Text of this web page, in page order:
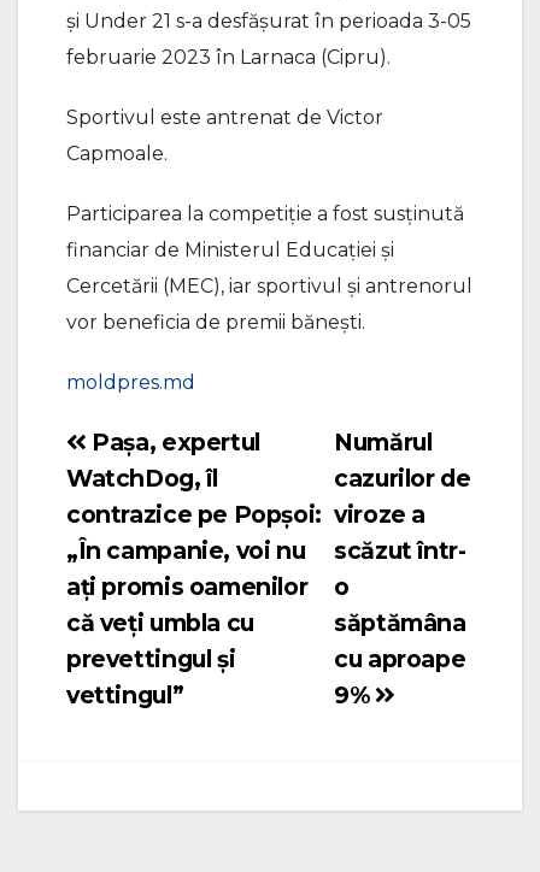
și Under 21 s-a desfășurat în perioada 3-05
februarie 2023 în Larnaca (Cipru).
Sportivul este antrenat de Victor
Capmoale.
Participarea la competiție a fost susținută
financiar de Ministerul Educației și
Cercetării (MEC), iar sportivul și antrenorul
vor beneficia de premii bănești.
moldpres.md
Navigare
în
articole
Numărul
cazurilor de
viroze a
scăzut într-
o
săptămâna
cu aproape
9%
Pașa, expertul
WatchDog, îl
contrazice pe Popșoi:
„În campanie, voi nu
ați promis oamenilor
că veți umbla cu
prevettingul și
vettingul”